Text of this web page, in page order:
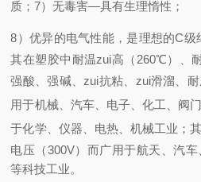
质；7）无毒害—具有生理惰性；
8）优异的电气性能，是理想的C级
其在塑胶中耐温zui高（260℃）、
强酸、强碱 、zui抗粘、zui滑溜、
用于机械、汽车、电子、化工、阀
于化学、仪器、电热、机械工业；
电压（300V）而广用于航天、汽
等科技工业。